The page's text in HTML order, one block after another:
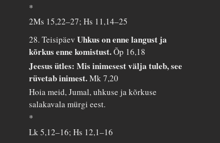
*
2Ms 15,22–27; Hs 11,14–25
28. TeisipäevUhkus on enne langust ja
kõrkus enne komistust.Õp 16,18
Jeesus ütles: Mis inimesest välja tuleb, see
rüvetab inimest.Mk 7,20
Hoia meid, Jumal, uhkuse ja kõrkuse
salakavala mürgi eest.
*
Lk 5,12–16; Hs 12,1–16